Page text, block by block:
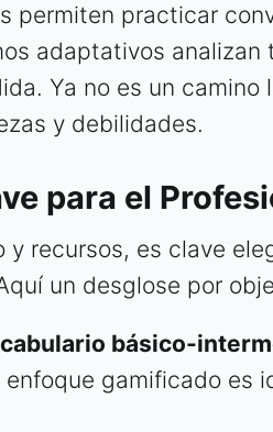
permiten practicar
adaptativos analizan
Ya no es un camino
y debilidades.
para el
y recursos, es clave
un desglose por
básico-
gamificado es